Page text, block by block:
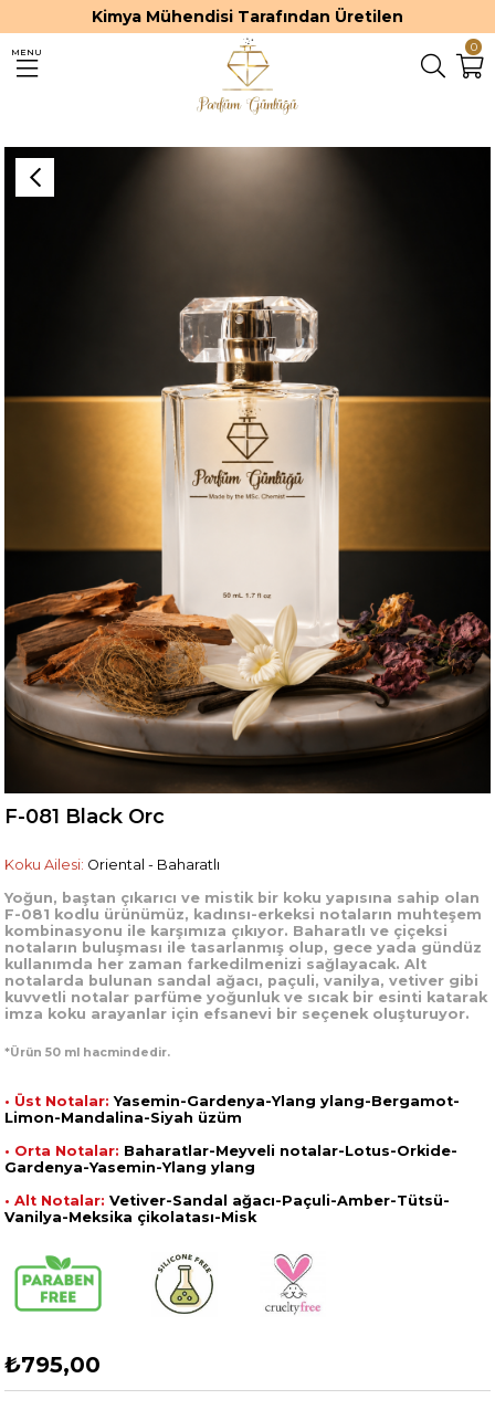
Kimya Mühendisi Tarafından Üretilen
0
MENU
F-081 Black Orc
Koku Ailesi: Oriental - Baharatlı
Yoğun, baştan çıkarıcı ve mistik bir koku yapısına sahip olan
F-081 kodlu ürünümüz, kadınsı-erkeksi notaların muhteşem
kombinasyonu ile karşımıza çıkıyor. Baharatlı ve çiçeksi
notaların buluşması ile tasarlanmış olup, gece yada gündüz
kullanımda her zaman farkedilmenizi sağlayacak. Alt
notalarda bulunan sandal ağacı, paçuli, vanilya, vetiver gibi
kuvvetli notalar parfüme yoğunluk ve sıcak bir esinti katarak
imza koku arayanlar için efsanevi bir seçenek oluşturuyor.
*Ürün 50 ml hacmindedir.
• Üst Notalar: Yasemin-Gardenya-Ylang ylang-Bergamot-
Limon-Mandalina-Siyah üzüm
• Orta Notalar: Baharatlar-Meyveli notalar-Lotus-Orkide-
Gardenya-Yasemin-Ylang ylang
• Alt Notalar: Vetiver-Sandal ağacı-Paçuli-Amber-Tütsü-
Vanilya-Meksika çikolatası-Misk
₺795,00